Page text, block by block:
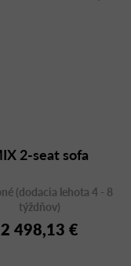
2-seat sofa
(dodacia lehota 4 - 8
týždňov)
2 498,13 €